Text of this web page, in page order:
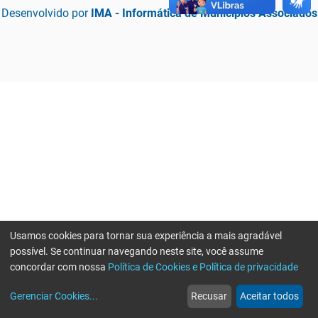
Desenvolvido por IMA - Informática de Municípios Associados
web
Notícias
more_horiz
Mais
Usamos cookies para tornar sua experiência a mais agradável
possível. Se continuar navegando neste site, você assume
concordar com nossa Política de Cookies e Política de privacidade
Gerenciar Cookies... Recusar Aceitar todos
Erro ao enviar informações, por favor tente novamente